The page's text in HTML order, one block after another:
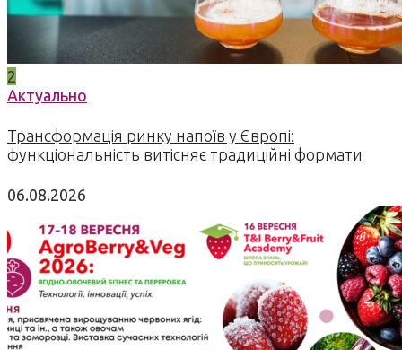
2
Актуально
Трансформація ринку напоїв у Європі:
функціональність витісняє традиційні формати
06.08.2026